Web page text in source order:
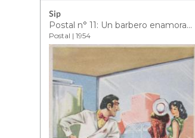
Sip
Postal n° 11: Un barbero enamorado está siempre en un friz a su cliente más preciado de cortarle la nariz
Postal | 1954